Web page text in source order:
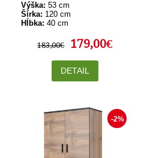
Výška: 53 cm
Šírka: 120 cm
Hĺbka: 40 cm
183,00€ 179,00€
DETAIL
-2%